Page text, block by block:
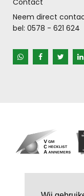
Contact
Neem direct
bel: 0578 - 621 624